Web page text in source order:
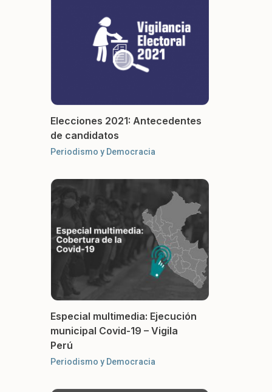
Elecciones 2021: Antecedentes
de candidatos
Periodismo y Democracia
Especial multimedia: Ejecución
municipal Covid-19 – Vigila
Perú
Periodismo y Democracia